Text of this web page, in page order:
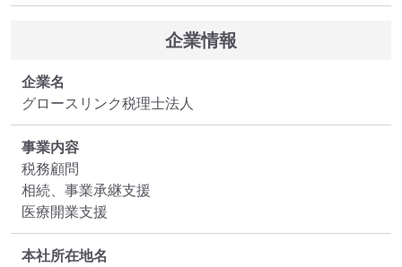
企業情報
企業名
グロースリンク税理士法人
事業内容
税務顧問
相続、事業承継支援
医療開業支援
本社所在地名